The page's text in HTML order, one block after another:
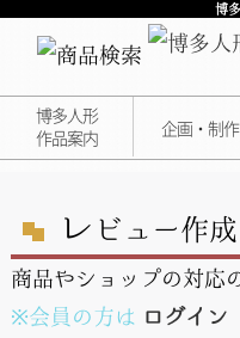
博
博多人形
作品案内
企画・制作
レ ビュー作成
商品やショップの対応
※会員の方は ログイン